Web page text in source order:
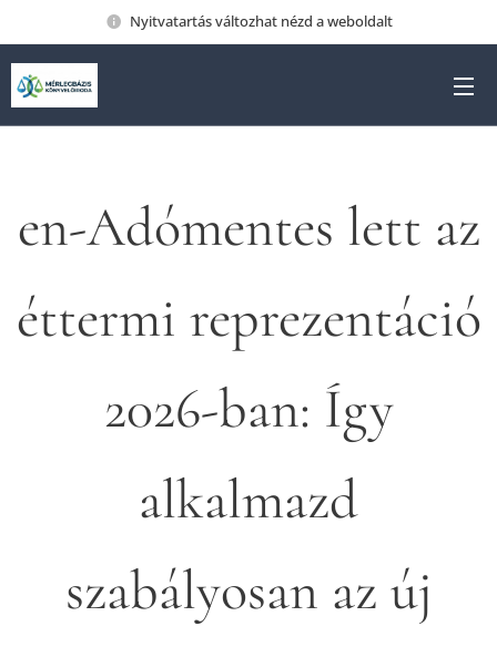
Nyitvatartás változhat nézd a weboldalt
en-Adómentes lett az
éttermi reprezentáció
2026-ban: Így
alkalmazd
szabályosan az új